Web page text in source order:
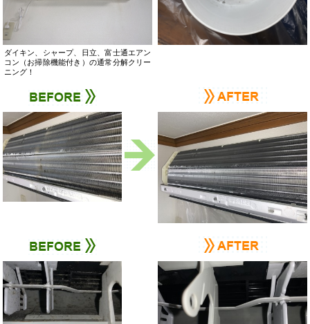
ダイキン、シャープ、日立、富士通エアン
コン（お掃除機能付き）の通常分解クリー
ニング！